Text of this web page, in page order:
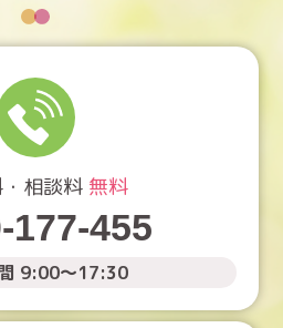
相談料 無料
177-455
9:00〜17:30